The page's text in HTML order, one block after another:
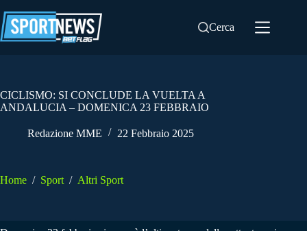
al
contenuto
Cerca
CICLISMO: SI CONCLUDE LA VUELTA A
ANDALUCIA – DOMENICA 23 FEBBRAIO
Redazione MME 22 Febbraio 2025
Home / Sport / Altri Sport